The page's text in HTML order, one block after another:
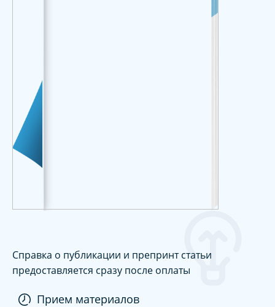
Справка о публикации и препринт статьи
предоставляется сразу после оплаты
Прием материалов